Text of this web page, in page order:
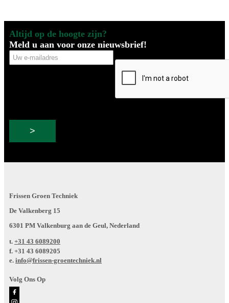
Altijd op de hoogte zijn?
Meld u aan voor onze nieuwsbrief!
Uw
e-
Frissen Groen Techniek
De Valkenberg 15
6301 PM Valkenburg aan de Geul, Nederland
t. +31 43 6089200
f. +31 43 6089205
e. info@frissen-groentechniek.nl
Volg Ons Op